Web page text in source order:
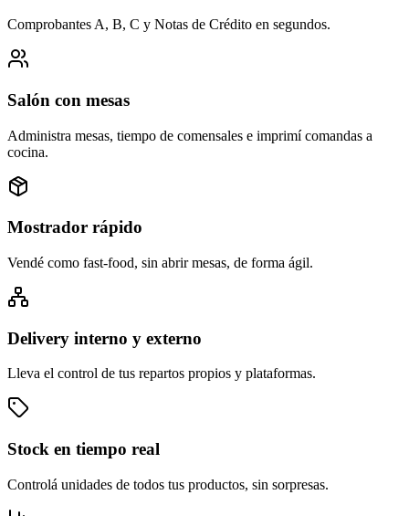
Comprobantes A, B, C y Notas de Crédito en segundos.
Salón con mesas
Administra mesas, tiempo de comensales e imprimí comandas a
cocina.
Mostrador rápido
Vendé como fast-food, sin abrir mesas, de forma ágil.
Delivery interno y externo
Lleva el control de tus repartos propios y plataformas.
Stock en tiempo real
Controlá unidades de todos tus productos, sin sorpresas.